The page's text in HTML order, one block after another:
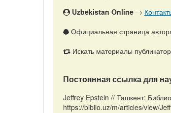
Uzbekistan Online →
Официальная страница
Искать материалы
Постоянная ссылка для
Jeffrey Epstein // Ташкент:
https://biblio.uz/m/articles/view/